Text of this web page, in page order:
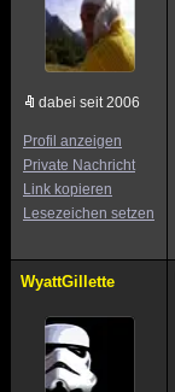
dabei seit 2006
Profil anzeigen
Private Nachricht
Link kopieren
Lesezeichen setzen
WyattGillette